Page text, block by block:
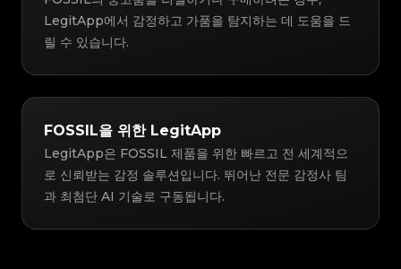
LegitApp에서 감정하고 가품을 탐지하는 데 도움을 드
릴 수 있습니다.
FOSSIL을 위한 LegitApp
LegitApp은 FOSSIL 제품을 위한 빠르고 전 세계적으
로 신뢰받는 감정 솔루션입니다. 뛰어난 전문 감정사 팀
과 최첨단 AI 기술로 구동됩니다.